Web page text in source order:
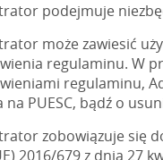
podejmuje
może zawiesić
regulaminu. W
regulaminu,
PUESC, bądź o
zobowiązuje się
2016/679 z dnia 27